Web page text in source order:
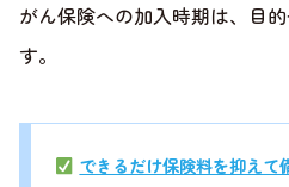
がん保険への加入時期は、目
す。
できるだけ保険料を抑えて